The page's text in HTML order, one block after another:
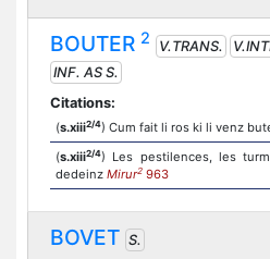
BOUTER 2 V.TRANS.
INF. AS S.
Citations:
(s.xiii2/4) Cum fait li ros ki li venz
(s.xiii2/4) Les pestilences, les
dedeinz Mirur2 963
BOVET S.